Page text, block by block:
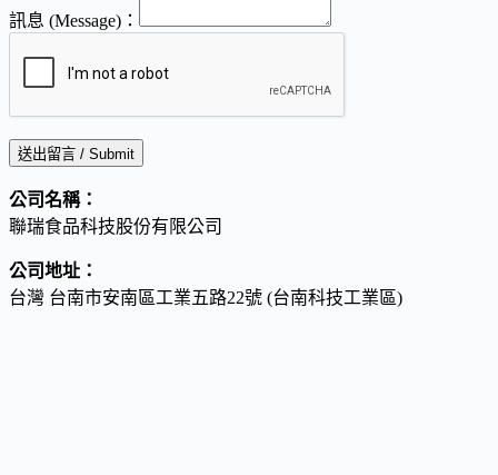
訊息 (Message)：
送出留言 / Submit
公司名稱：
聯瑞食品科技股份有限公司
公司地址：
台灣 台南市安南區工業五路22號 (台南科技工業區)